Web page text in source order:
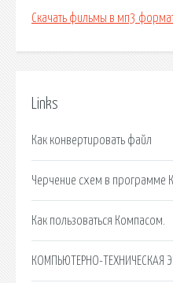
Скачать фильмы в мп3
Links
Как конвертировать файл
Черчение схем в программе
Как пользоваться Компасом.
КОМПЬЮТЕРНО-ТЕХНИЧЕСКАЯ